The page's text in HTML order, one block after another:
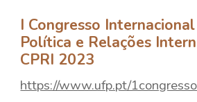
I Congresso
Política e Relações
CPRI 2023
https://www.ufp.pt/